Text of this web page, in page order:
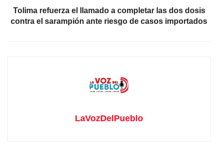
Tolima refuerza el llamado a completar las dos dosis
contra el sarampión ante riesgo de casos importados
LaVozDelPueblo